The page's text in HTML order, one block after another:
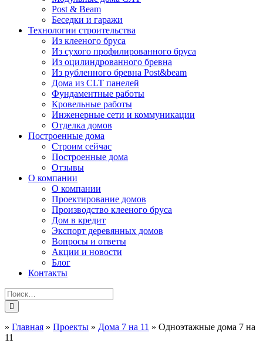
Post & Beam
Беседки и гаражи
Технологии строительства
Из клееного бруса
Из сухого профилированного бруса
Из оцилиндрованного бревна
Из рубленного бревна Post&beam
Дома из CLT панелей
Фундаментные работы
Кровельные работы
Инженерные сети и коммуникации
Отделка домов
Построенные дома
Строим сейчас
Построенные дома
Отзывы
О компании
О компании
Проектирование домов
Производство клееного бруса
Дом в кредит
Экспорт деревянных домов
Вопросы и ответы
Акции и новости
Блог
Контакты
» Главная » Проекты » Дома 7 на 11 » Одноэтажные дома 7 на
11